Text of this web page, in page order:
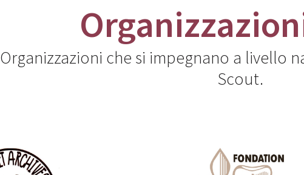
Organizzazioni che si impegnano a livello
Scout.